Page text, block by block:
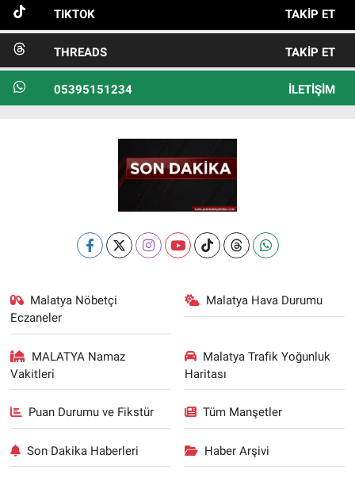
TIKTOK TAKIP ET
THREADS TAKIP ET
05395151234 İLETIŞIM
Malatya Nöbetçi
Eczaneler
Malatya Hava Durumu
MALATYA Namaz
Vakitleri
Malatya Trafik Yoğunluk
Haritası
Puan Durumu ve Fikstür Tüm Manşetler
Son Dakika Haberleri Haber Arşivi